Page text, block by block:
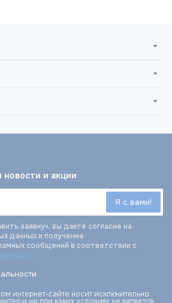
и акции
заявку», вы даёте согласие на
данных и получение
сообщений в соответствии с
интернет-сайте носит исключительно